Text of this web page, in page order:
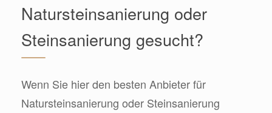
Natursteinsanierung oder
Steinsanierung gesucht?
Wenn Sie hier den besten Anbieter für
Natursteinsanierung oder Steinsanierung